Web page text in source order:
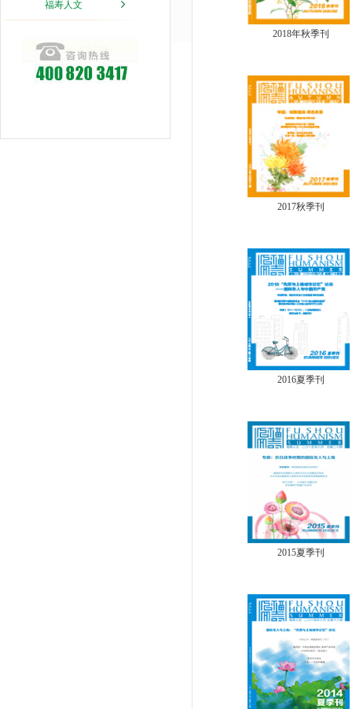
福寿人文
2018年秋季刊
2017秋季刊
2016夏季刊
2015夏季刊